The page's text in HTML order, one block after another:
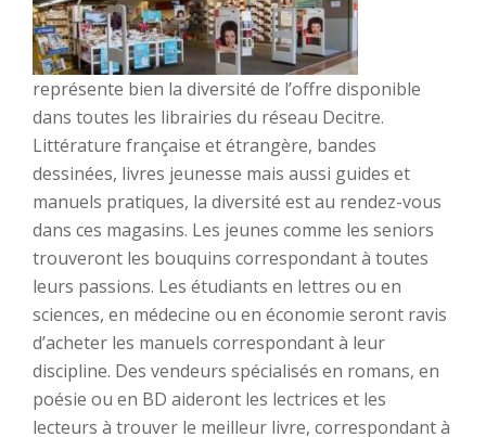
représente bien la diversité de l’offre disponible
dans toutes les librairies du réseau Decitre.
Littérature française et étrangère, bandes
dessinées, livres jeunesse mais aussi guides et
manuels pratiques, la diversité est au rendez-vous
dans ces magasins. Les jeunes comme les seniors
trouveront les bouquins correspondant à toutes
leurs passions. Les étudiants en lettres ou en
sciences, en médecine ou en économie seront ravis
d’acheter les manuels correspondant à leur
discipline. Des vendeurs spécialisés en romans, en
poésie ou en BD aideront les lectrices et les
lecteurs à trouver le meilleur livre, correspondant à